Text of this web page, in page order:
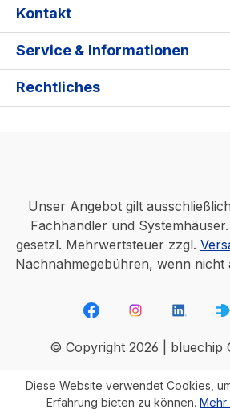
Kontakt
Service & Informationen
Rechtliches
Unser Angebot gilt
Fachhändler und
gesetzl. Mehrwertsteuer zzgl.
Nachnahmegebühren, wenn nicht
© Copyright 2026 | bluechip
Diese Website verwendet Cookies,
Erfahrung bieten zu können. Mehr